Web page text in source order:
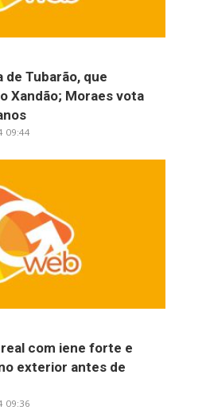
de Tubarão, que
Xandão; Moraes vota
09:44
com iene forte e
exterior antes de
09:36